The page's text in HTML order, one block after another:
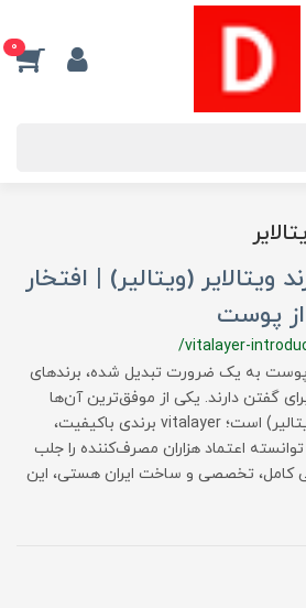
0
ویتالایر (ویتالیر) | افتخار
از پوست
/vitalayer-
پوست به یک ضرورت تبدیل شده، برندهای
گفتن دارند. یکی از موفق‌ترین آن‌ها
بدون شک برند ویتالایر (ویتالیر) است؛ vitalayer برندی باکیفیت،
اعتماد هزاران مصرف‌کننده را جلب
کامل، تخصصی و ساخت ایران هستی، این